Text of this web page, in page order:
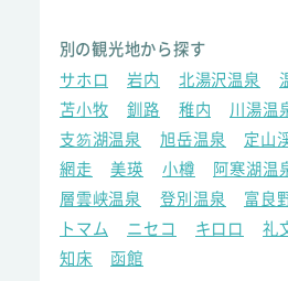
別の観光地から探す
サホロ
岩内 北湯沢温泉
苫小牧
釧路 稚内 川湯温
支笏湖温泉
旭岳温泉 定山
網走
美瑛 小樽 阿寒湖温
層雲峡温泉
登別温泉 富良
トマム
ニセコ キロロ 礼
知床
函館